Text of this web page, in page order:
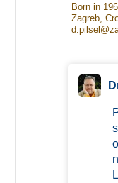
Born in
Zagreb,